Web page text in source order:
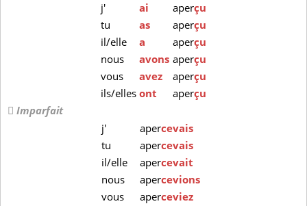
j'
ai aperçu
tu
as aperçu
il/elle
a aperçu
nous
avons aperçu
vous
avez aperçu
ils/ellesont aperçu
Imparfait
j'
apercevais
tu
apercevais
il/elle
apercevait
nous
apercevions
vous
aperceviez